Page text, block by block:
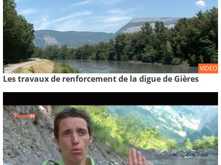
VIDEO
Les travaux de renforcement de la digue de Gières